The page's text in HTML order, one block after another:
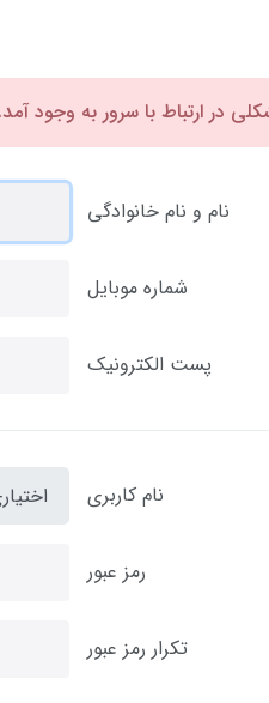
در ارتباط با سرور به وجود
نام و نام خانوادگی
شماره موبایل
پست الکترونیک
نام کاربری
رمز عبور
تکرار رمز عبور